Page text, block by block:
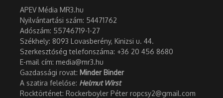
APEV Média MR3.hu
Nyilvántartási szám: 54471762
Adószám: 55746719-1-27
Székhely: 8093 Lovasberény, Kinizsi u. 44.
Szerkesztőség telefonszáma: +36 20 456 8680
E-mail cím: media@mr3.hu
Gazdassági rovat: Minder Binder
A szatira felelőse: Helmut Wirst
Rocktörténet: Rockerboyler Péter ropcsy2@gmail.com